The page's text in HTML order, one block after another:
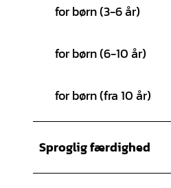
for børn (3-6 år)
for børn (6-10 år)
for børn (fra 10 år)
Sproglig færdighed